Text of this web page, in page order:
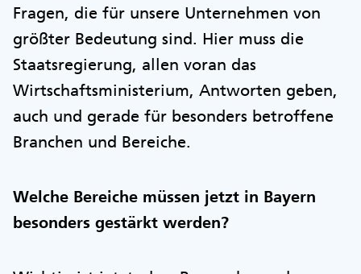
Fragen, die für unsere Unternehmen von
größter Bedeutung sind. Hier muss die
Staatsregierung, allen voran das
Wirtschaftsministerium, Antworten geben,
auch und gerade für besonders betroffene
Branchen und Bereiche.
Welche Bereiche müssen jetzt in Bayern
besonders gestärkt werden?